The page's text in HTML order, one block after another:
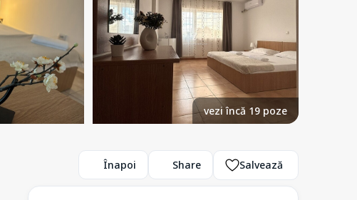
vezi încă 19 poze
Înapoi Share Salvează